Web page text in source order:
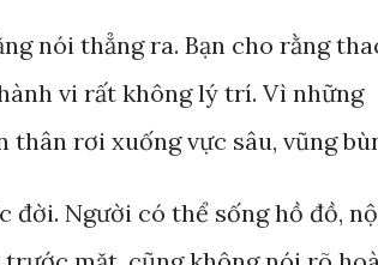
nói thẳng ra. Bạn cho rằng
vi rất không lý trí. Vì những
rơi xuống vực sâu, vũng
đời. Người có thể sống hồ đồ,